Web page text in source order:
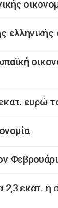
ελληνικής
ευρώ
2,3 εκατ.